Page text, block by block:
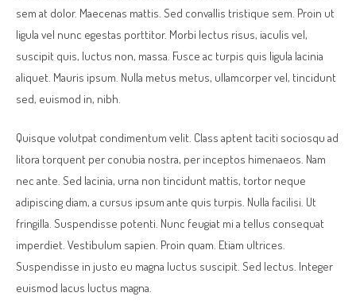
sem at dolor. Maecenas mattis. Sed convallis tristique sem. Proin ut
ligula vel nunc egestas porttitor. Morbi lectus risus, iaculis vel,
suscipit quis, luctus non, massa. Fusce ac turpis quis ligula lacinia
aliquet. Mauris ipsum. Nulla metus metus, ullamcorper vel, tincidunt
sed, euismod in, nibh.
Quisque volutpat condimentum velit. Class aptent taciti sociosqu ad
litora torquent per conubia nostra, per inceptos himenaeos. Nam
nec ante. Sed lacinia, urna non tincidunt mattis, tortor neque
adipiscing diam, a cursus ipsum ante quis turpis. Nulla facilisi. Ut
fringilla. Suspendisse potenti. Nunc feugiat mi a tellus consequat
imperdiet. Vestibulum sapien. Proin quam. Etiam ultrices.
Suspendisse in justo eu magna luctus suscipit. Sed lectus. Integer
euismod lacus luctus magna.